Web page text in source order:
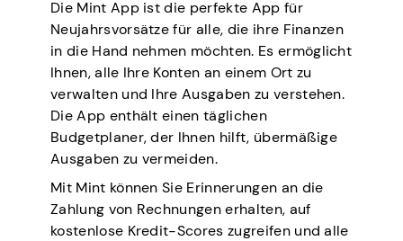
Die Mint App ist die perfekte App für
Neujahrsvorsätze für alle, die ihre Finanzen
in die Hand nehmen möchten. Es ermöglicht
Ihnen, alle Ihre Konten an einem Ort zu
verwalten und Ihre Ausgaben zu verstehen.
Die App enthält einen täglichen
Budgetplaner, der Ihnen hilft, übermäßige
Ausgaben zu vermeiden.
Mit Mint können Sie Erinnerungen an die
Zahlung von Rechnungen erhalten, auf
kostenlose Kredit-Scores zugreifen und alle